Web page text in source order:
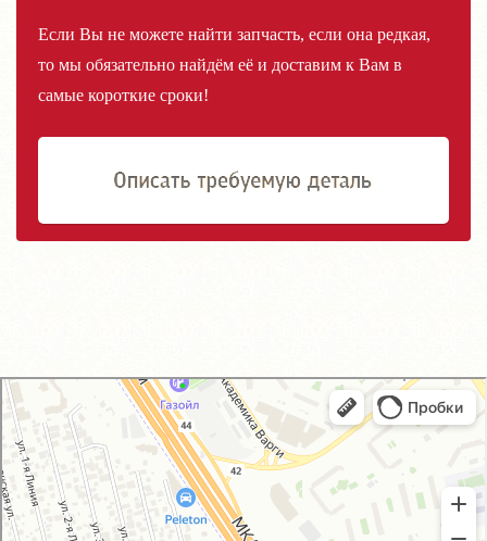
Если Вы не можете найти запчасть, если она редкая,
то мы обязательно найдём её и доставим к Вам в
самые короткие сроки!
GM-City&VAG-Repair
Автосервис, автотехцентр в Москве
Магазин автозапчастей и автотоваров в Москве